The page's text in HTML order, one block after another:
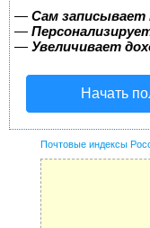
— Сам записывает
—
— Увеличивает
Начать
Почтовые индексы